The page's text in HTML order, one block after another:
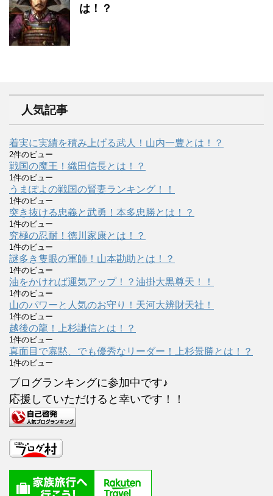
は！？
人気記事
着実に実績を積み上げる武人！山内一豊とは！？
2件のビュー
戦国の魔王！織田信長とは！？
1件のビュー
うまぽよの戦国の賢妻ランキング！！
1件のビュー
突き抜ける忠義と武勇！本多忠勝とは！？
1件のビュー
究極の忍耐！徳川家康とは！？
1件のビュー
謎多き隻眼の軍師！山本勘助とは！？
1件のビュー
油をかければ運気アップ！？油掛大黒尊天！！
1件のビュー
山のパワーと人気のお守り！天河大辨財天社！
1件のビュー
越後の龍！上杉謙信とは！？
1件のビュー
真面目で寡黙、でも優秀なリーダー！上杉景勝とは！？
1件のビュー
ブログランキングに参加中です♪
応援していただけると幸いです！！